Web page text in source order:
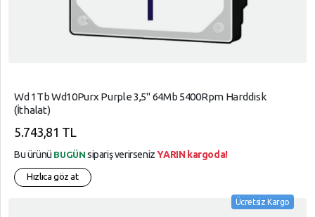
Wd 1Tb Wd10Purx Purple 3,5" 64Mb 5400Rpm Harddisk
(İthalat)
5.743,81 TL
Bu ürünü BUGÜN sipariş verirsenizYARIN kargoda!
Hızlıca göz at
Ücretsiz Kargo